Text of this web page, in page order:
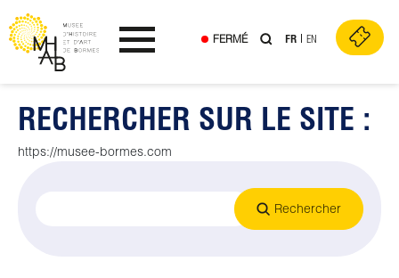
Skip
content
Ouvrir le menu
FERMÉ FR EN
RECHERCHER SUR LE SITE :
https://musee-bormes.com
Rechercher